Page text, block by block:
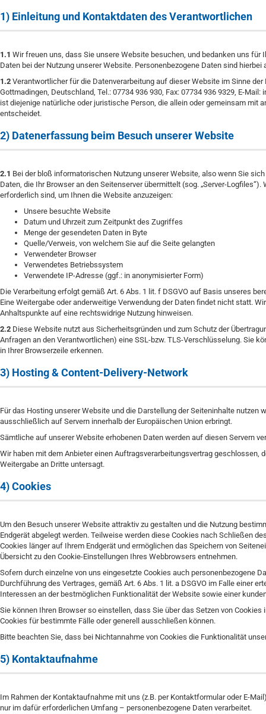
1) Einleitung und Kontaktdaten des Verantwortlichen
1.1 Wir freuen uns, dass Sie unsere Website besuchen, und bedanken uns
Daten bei der Nutzung unserer Website. Personenbezogene Daten sind
1.2 Verantwortlicher für die Datenverarbeitung auf dieser Website im Sinne
Gottmadingen, Deutschland, Tel.: 07734 936 930, Fax: 07734 936 9329, E-
ist diejenige natürliche oder juristische Person, die allein oder gemeinsam mit
entscheidet.
2) Datenerfassung beim Besuch unserer Website
2.1 Bei der bloß informatorischen Nutzung unserer Website, also wenn Sie
Daten, die Ihr Browser an den Seitenserver übermittelt (sog. „Server-
erforderlich sind, um Ihnen die Website anzuzeigen:
Unsere besuchte Website
Datum und Uhrzeit zum Zeitpunkt des Zugriffes
Menge der gesendeten Daten in Byte
Quelle/Verweis, von welchem Sie auf die Seite gelangten
Verwendeter Browser
Verwendetes Betriebssystem
Verwendete IP-Adresse (ggf.: in anonymisierter Form)
Die Verarbeitung erfolgt gemäß Art. 6 Abs. 1 lit. f DSGVO auf Basis unseres
Eine Weitergabe oder anderweitige Verwendung der Daten findet nicht statt.
Anhaltspunkte auf eine rechtswidrige Nutzung hinweisen.
2.2 Diese Website nutzt aus Sicherheitsgründen und zum Schutz der
Anfragen an den Verantwortlichen) eine SSL-bzw. TLS-Verschlüsselung. Sie
in Ihrer Browserzeile erkennen.
3) Hosting & Content-Delivery-Network
Für das Hosting unserer Website und die Darstellung der Seiteninhalte
ausschließlich auf Servern innerhalb der Europäischen Union erbringt.
Sämtliche auf unserer Website erhobenen Daten werden auf diesen Servern
Wir haben mit dem Anbieter einen Auftragsverarbeitungsvertrag
Weitergabe an Dritte untersagt.
4) Cookies
Um den Besuch unserer Website attraktiv zu gestalten und die Nutzung
Endgerät abgelegt werden. Teilweise werden diese Cookies nach Schließen
Cookies länger auf Ihrem Endgerät und ermöglichen das Speichern von
Übersicht zu den Cookie-Einstellungen Ihres Webbrowsers entnehmen.
Sofern durch einzelne von uns eingesetzte Cookies auch personenbezogene
Durchführung des Vertrages, gemäß Art. 6 Abs. 1 lit. a DSGVO im Falle einer
Interessen an der bestmöglichen Funktionalität der Website sowie einer
Sie können Ihren Browser so einstellen, dass Sie über das Setzen von
Cookies für bestimmte Fälle oder generell ausschließen können.
Bitte beachten Sie, dass bei Nichtannahme von Cookies die Funktionalität
5) Kontaktaufnahme
Im Rahmen der Kontaktaufnahme mit uns (z.B. per Kontaktformular oder E-
nur im dafür erforderlichen Umfang – personenbezogene Daten verarbeitet.